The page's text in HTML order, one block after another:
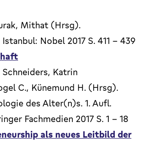
Mithat (Hrsg).
Istanbul: Nobel 2017 S. 411 - 439
Katrin
C., Künemund H. (Hrsg).
des Alter(n)s. 1. Aufl.
Fachmedien 2017 S. 1 - 18
als neues Leitbild der